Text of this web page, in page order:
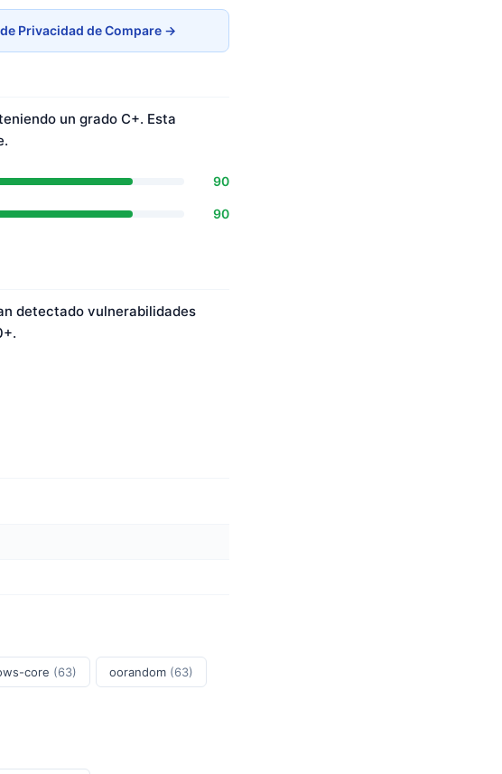
Privacidad de Compare →
un grado C+. Esta
90
90
detectado vulnerabilidades
core (63) oorandom (63)